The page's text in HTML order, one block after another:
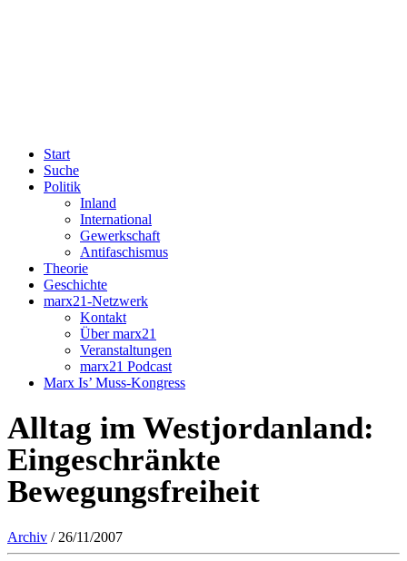
Start
Suche
Politik
Inland
International
Gewerkschaft
Antifaschismus
Theorie
Geschichte
marx21-Netzwerk
Kontakt
Über marx21
Veranstaltungen
marx21 Podcast
Marx Is’ Muss-Kongress
Alltag im Westjordanland:
Eingeschränkte
Bewegungsfreiheit
Archiv / 26/11/2007